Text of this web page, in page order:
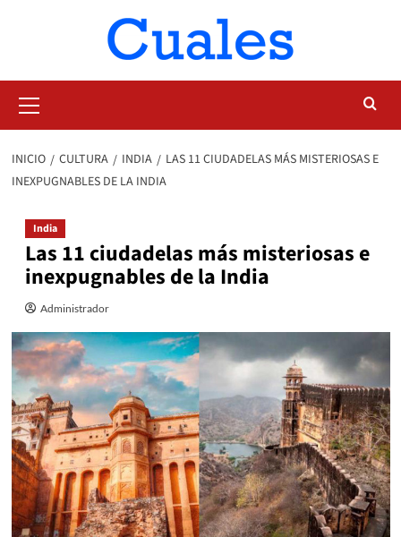
primario
INICIO CULTURA INDIA
LAS 11 CIUDADELAS MÁS MISTERIOSAS E
INEXPUGNABLES DE LA INDIA
India
Las 11 ciudadelas más misteriosas e
inexpugnables de la India
Administrador